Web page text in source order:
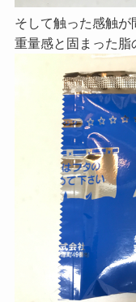
そして触った感触
重量感と固まった脂